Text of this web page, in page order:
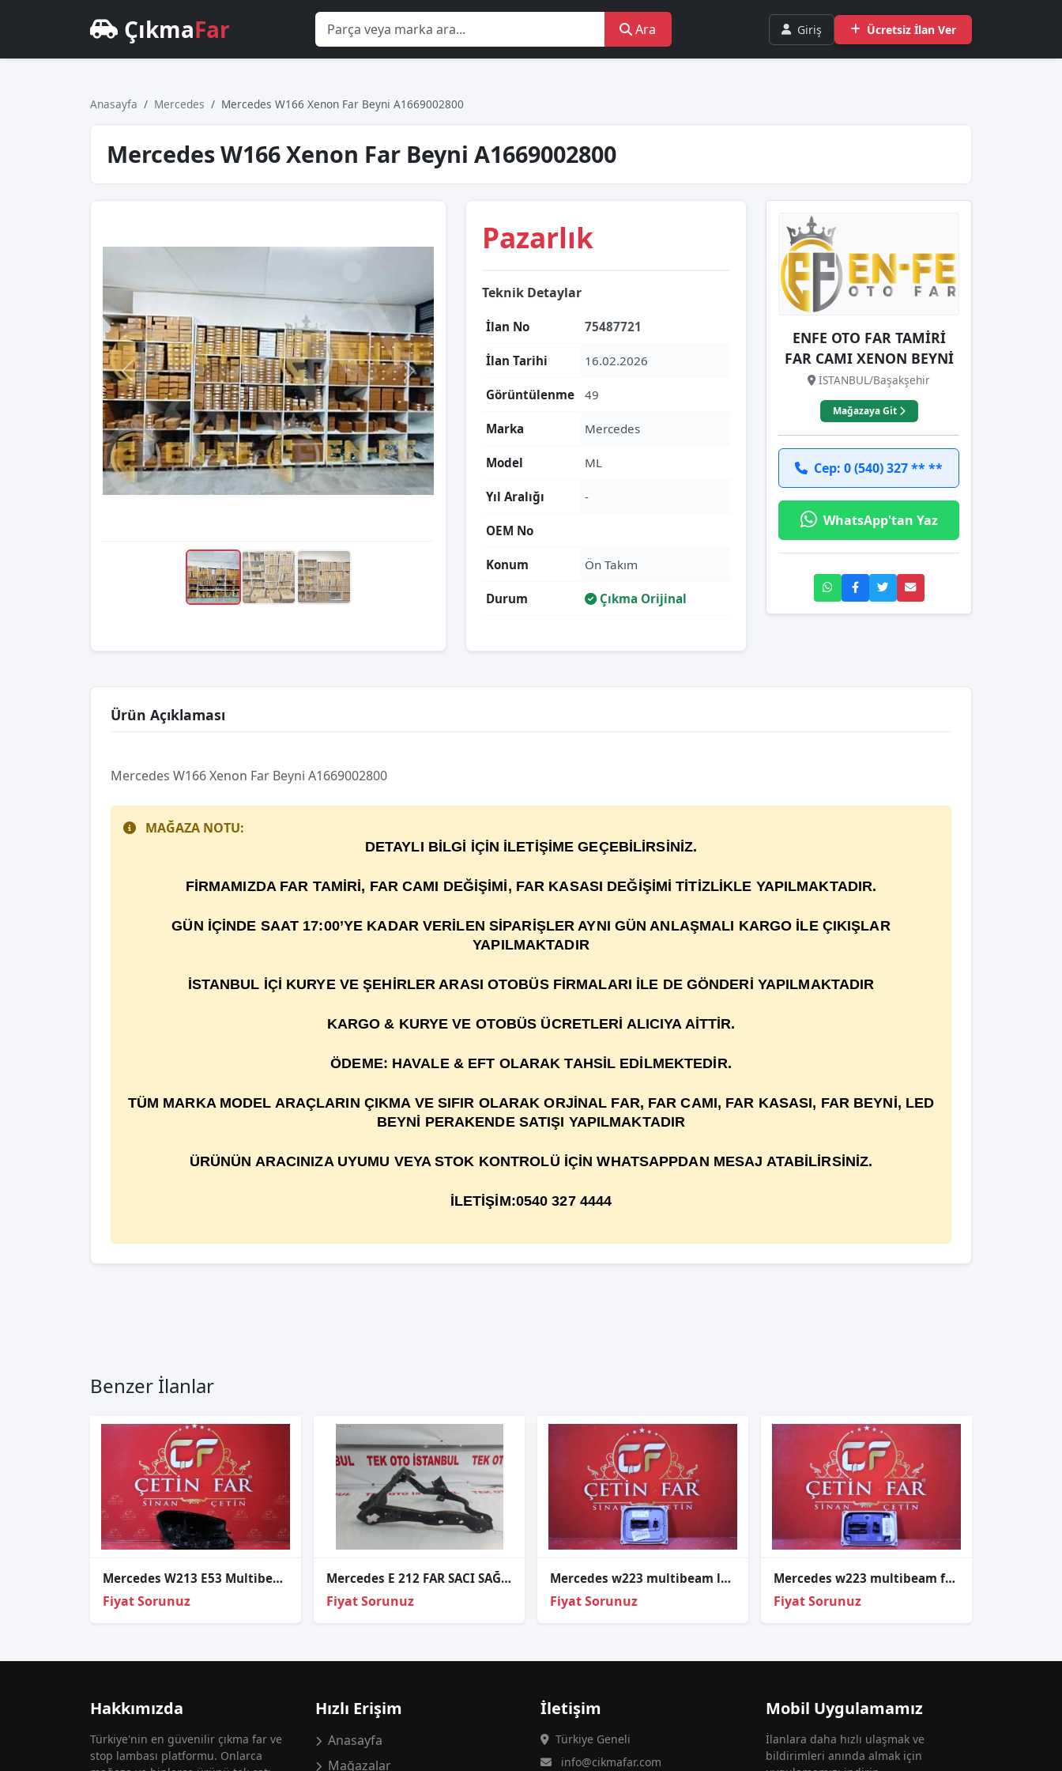
ÇıkmaFar Ara Giriş Ücretsiz İlan Ver
Anasayfa Mercedes Mercedes W166 Xenon Far Beyni A1669002800
Mercedes W166 Xenon Far Beyni A1669002800
Pazarlık
Teknik Detaylar
İlan No 75487721
İlan Tarihi 16.02.2026
Görüntülenme 49
Marka Mercedes
Model ML
Yıl Aralığı -
OEM No
Konum Ön Takım
Durum Çıkma Orijinal
ENFE OTO FAR TAMİRİ
FAR CAMI XENON BEYNİ
İSTANBUL/Başakşehir
Mağazaya Git
Cep: 0 (540) 327 ** **
WhatsApp'tan Yaz
Ürün Açıklaması
Mercedes W166 Xenon Far Beyni A1669002800
MAĞAZA NOTU:
DETAYLI BİLGİ İÇİN İLETİŞİME GEÇEBİLİRSİNİZ.
FİRMAMIZDA FAR TAMİRİ, FAR CAMI DEĞİŞİMİ, FAR KASASI DEĞİŞİMİ TİTİZLİKLE YAPILMAKTADIR.
GÜN İÇİNDE SAAT 17:00’YE KADAR VERİLEN SİPARİŞLER AYNI GÜN ANLAŞMALI KARGO İLE ÇIKIŞLAR
YAPILMAKTADIR
İSTANBUL İÇİ KURYE VE ŞEHİRLER ARASI OTOBÜS FİRMALARI İLE DE GÖNDERİ YAPILMAKTADIR
KARGO & KURYE VE OTOBÜS ÜCRETLERİ ALICIYA AİTTİR.
ÖDEME: HAVALE & EFT OLARAK TAHSİL EDİLMEKTEDİR.
TÜM MARKA MODEL ARAÇLARIN ÇIKMA VE SIFIR OLARAK ORJİNAL FAR, FAR CAMI, FAR KASASI, FAR BEYNİ, LED
BEYNİ PERAKENDE SATIŞI YAPILMAKTADIR
ÜRÜNÜN ARACINIZA UYUMU VEYA STOK KONTROLÜ İÇİN WHATSAPPDAN MESAJ ATABİLİRSİNİZ.
İLETİŞİM:0540 327 4444
Benzer İlanlar
Mercedes W213 E53 Multi̇beam Led Sağ Far Kasasi
Fiyat Sorunuz
Mercedes E 212 FAR SACI SAĞ A212620029
Fiyat Sorunuz
Mercedes w223 multi̇beam led beyni̇ sökme orj a2239008527
Fiyat Sorunuz
Mercedes w223 multi̇beam far beyni̇ sökme orj a2239028527
Fiyat Sorunuz
Hakkımızda
Türkiye'nin en güvenilir çıkma far ve
stop lambası platformu. Onlarca
Hızlı Erişim
Anasayfa
Mağazalar
İletişim
Türkiye Geneli
info@cikmafar.com
Mobil Uygulamamız
İlanlara daha hızlı ulaşmak ve
bildirimleri anında almak için